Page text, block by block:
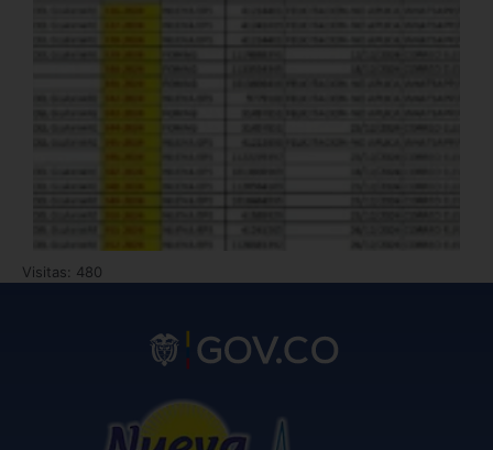
Visitas: 480